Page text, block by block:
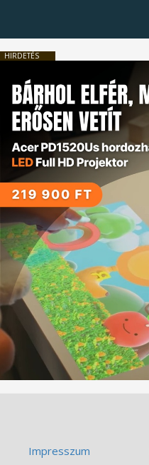
HIRDETÉS
Impresszum